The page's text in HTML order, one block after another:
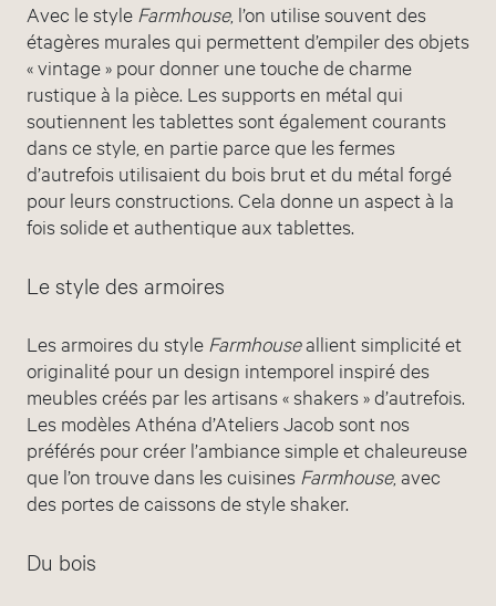
Avec le style Farmhouse, l’on utilise souvent des
étagères murales qui permettent d’empiler des objets
« vintage » pour donner une touche de charme
rustique à la pièce. Les supports en métal qui
soutiennent les tablettes sont également courants
dans ce style, en partie parce que les fermes
d’autrefois utilisaient du bois brut et du métal forgé
pour leurs constructions. Cela donne un aspect à la
fois solide et authentique aux tablettes.
Le style des armoires
Les armoires du style Farmhouseallient simplicité et
originalité pour un design intemporel inspiré des
meubles créés par les artisans « shakers » d’autrefois.
Les modèles Athéna d’Ateliers Jacob sont nos
préférés pour créer l’ambiance simple et chaleureuse
que l’on trouve dans les cuisines Farmhouse, avec
des portes de caissons de style shaker.
Du bois